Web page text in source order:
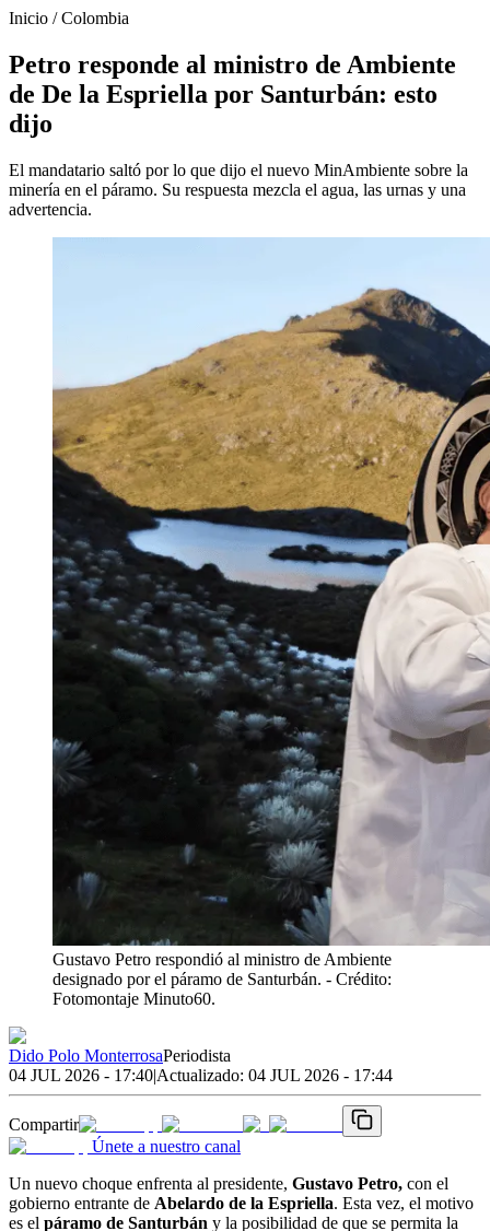
Inicio /Colombia
Petro responde al ministro de Ambiente
de De la Espriella por Santurbán: esto
dijo
El mandatario saltó por lo que dijo el nuevo MinAmbiente sobre la
minería en el páramo. Su respuesta mezcla el agua, las urnas y una
advertencia.
Gustavo Petro respondió al ministro de Ambiente
designado por el páramo de Santurbán. - Crédito:
Fotomontaje Minuto60.
Dido Polo MonterrosaPeriodista
04 JUL 2026 - 17:40|Actualizado: 04 JUL 2026 - 17:44
Compartir
Únete a nuestro canal
Un nuevo choque enfrenta al presidente, Gustavo Petro, con el
gobierno entrante de Abelardo de la Espriella. Esta vez, el motivo
es el páramo de Santurbán y la posibilidad de que se permita la